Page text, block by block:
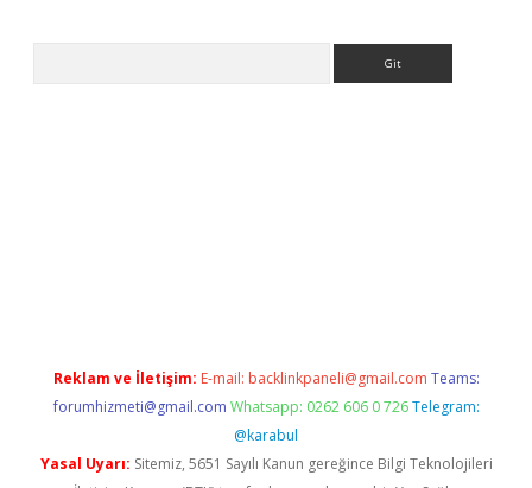
Reklam ve İletişim: E-mail: backlinkpaneli@gmail.com Teams:
forumhizmeti@gmail.com Whatsapp: 0262 606 0 726 Telegram:
@karabul
Yasal Uyarı: Sitemiz, 5651 Sayılı Kanun gereğince Bilgi Teknolojileri